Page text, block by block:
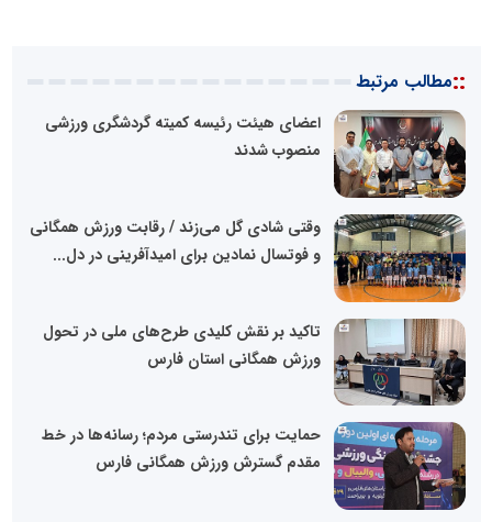
::مطالب مرتبط
اعضای هیئت رئیسه کمیته گردشگری ورزشی
منصوب شدند
وقتی شادی گل می‌زند / رقابت ورزش همگانی
و فوتسال نمادین برای امیدآفرینی در دل...
تاکید بر نقش کلیدی طرح‌های ملی در تحول
ورزش همگانی استان فارس
حمایت برای تندرستی مردم؛ رسانه‌ها در خط
مقدم گسترش ورزش همگانی فارس